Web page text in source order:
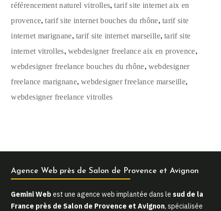
référencement naturel vitrolles,tarif site internet aix en
provence,tarif site internet bouches du rhône, tarif site
internet marignane, tarif site internet marseille, tarif site
internet vitrolles, webdesigner freelance aix en provence,
webdesigner freelance bouches du rhône, webdesigner
freelance marignane,webdesigner freelance marseille,
webdesigner freelance vitrolles
Agence Web près de Salon de Provence et Avignon
Gemini Web est une agence web implantée dans le sud de la
France près de Salon de Provence et Avignon, spécialisée